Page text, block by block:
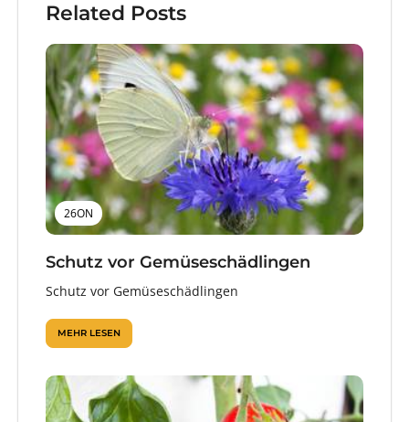
Related Posts
26ON
Schutz vor Gemüseschädlingen
Schutz vor Gemüseschädlingen
MEHR LESEN